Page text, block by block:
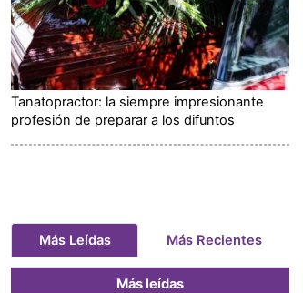
Tanatopractor: la siempre impresionante
profesión de preparar a los difuntos
Más Leídas Más Recientes
Más leídas